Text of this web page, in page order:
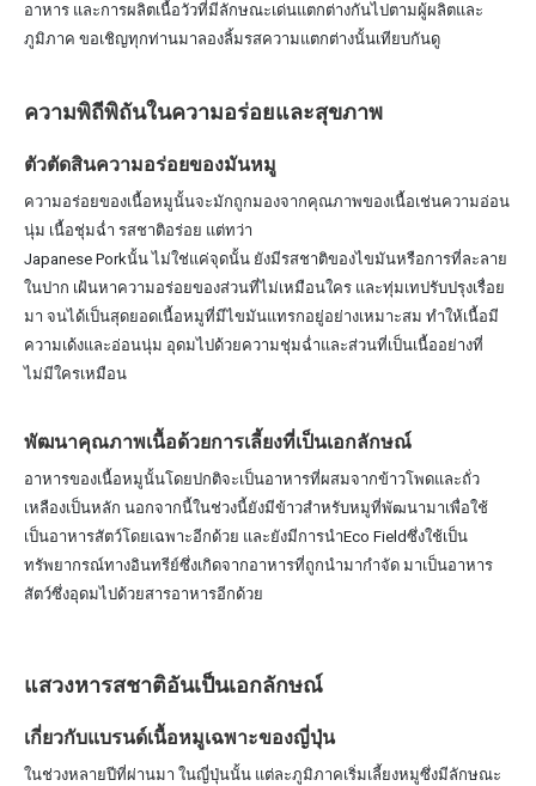
อาหาร และการผลิตเนื้อวัวที่มีลักษณะเด่นแตกต่างกันไปตามผู้ผลิตและ
ภูมิภาค ขอเชิญทุกท่านมาลองลิ้มรสความแตกต่างนั้นเทียบกันดู
ความพิถีพิถันในความอร่อยและสุขภาพ
ตัวตัดสินความอร่อยของมันหมู
ความอร่อยของเนื้อหมูนั้นจะมักถูกมองจากคุณภาพของเนื้อเช่นความอ่อน
นุ่ม เนื้อชุ่มฉ่ำ รสชาติอร่อย แต่ทว่า
Japanese Porkนั้น ไม่ใช่แค่จุดนั้น ยังมีรสชาติของไขมันหรือการที่ละลาย
ในปาก เฝ้นหาความอร่อยของส่วนที่ไม่เหมือนใคร และทุ่มเทปรับปรุงเรื่อย
มา จนได้เป็นสุดยอดเนื้อหมูที่มีไขมันแทรกอยู่อย่างเหมาะสม ทำให้เนื้อมี
ความเด้งและอ่อนนุ่ม อุดมไปด้วยความชุ่มฉ่ำและส่วนที่เป็นเนื้ออย่างที่
ไม่มีใครเหมือน
พัฒนาคุณภาพเนื้อด้วยการเลี้ยงที่เป็นเอกลักษณ์
อาหารของเนื้อหมูนั้นโดยปกติจะเป็นอาหารที่ผสมจากข้าวโพดและถั่ว
เหลืองเป็นหลัก นอกจากนี้ในช่วงนี้ยังมีข้าวสำหรับหมูที่พัฒนามาเพื่อใช้
เป็นอาหารสัตว์โดยเฉพาะอีกด้วย และยังมีการนำEco Fieldซึ่งใช้เป็น
ทรัพยากรณ์ทางอินทรีย์ซึ่งเกิดจากอาหารที่ถูกนำมากำจัด มาเป็นอาหาร
สัตว์ซึ่งอุดมไปด้วยสารอาหารอีกด้วย
แสวงหารสชาติอันเป็นเอกลักษณ์
เกี่ยวกับแบรนด์เนื้อหมูเฉพาะของญี่ปุ่น
ในช่วงหลายปีที่ผ่านมา ในญี่ปุ่นนั้น แต่ละภูมิภาคเริ่มเลี้ยงหมูซึ่งมีลักษณะ